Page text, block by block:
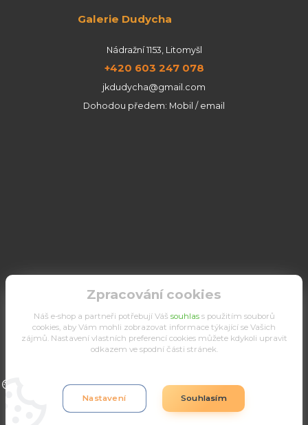
Galerie Dudycha
Nádražní 1153, Litomyšl
+420 603 247 078
jkdudycha@gmail.com
Dohodou předem: Mobil / email
Upravit sběr cookies.
Zpracování cookies
Náš e-shop a partneři potřebují Váš souhlass použitím souborů
cookies, aby Vám mohli zobrazovat informace týkající se Vašich
zájmů. Nastavení vlastních preferencí cookies můžete kdykoli upravit
odkazem ve spodní části stránek.
Nastavení Souhlasím